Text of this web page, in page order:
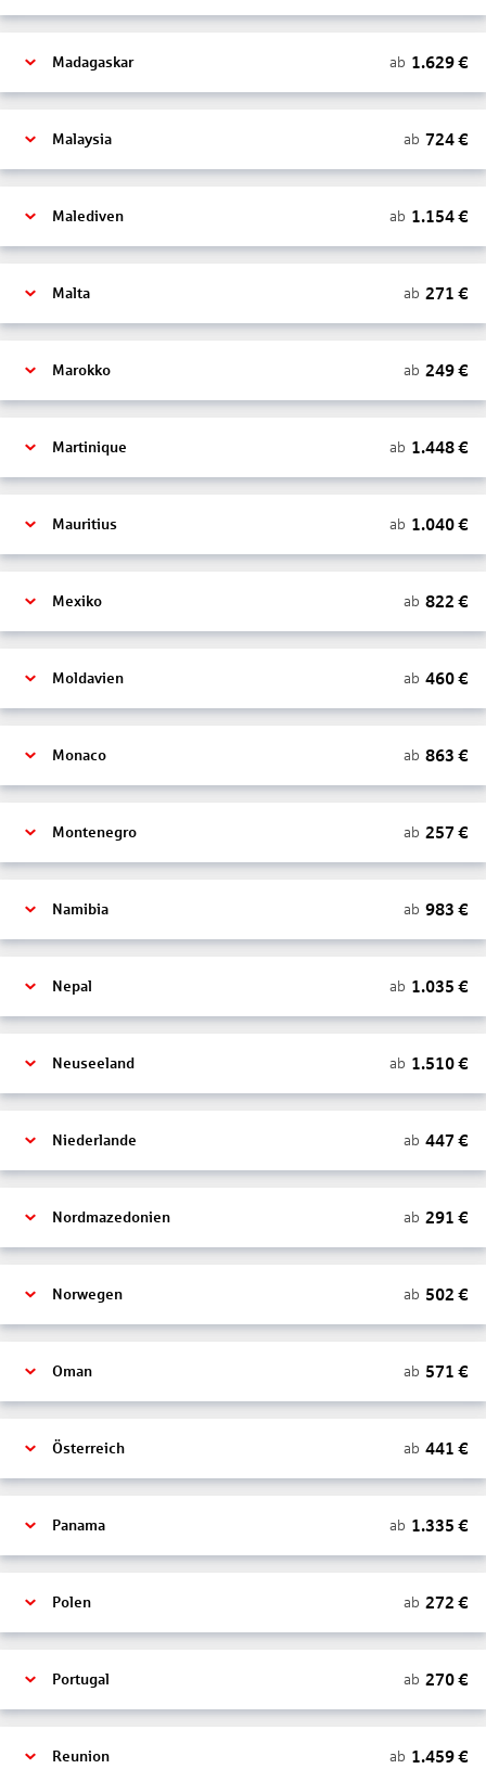
Madagaskar ab 1.629€
Malaysia ab 724€
Malediven ab 1.154€
Malta ab 271 €
Marokko ab 249€
Martinique ab 1.448€
Mauritius ab 1.040€
Mexiko ab 822 €
Moldavien ab 460€
Monaco ab 863 €
Montenegro ab 257 €
Namibia ab 983 €
Nepal ab 1.035 €
Neuseeland ab 1.510€
Niederlande ab 447 €
Nordmazedonien ab 291 €
Norwegen ab 502 €
Oman ab 571 €
Österreich ab 441 €
Panama ab 1.335 €
Polen ab 272 €
Portugal ab 270€
Reunion ab 1.459€